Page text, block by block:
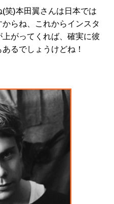
笑)本田翼さんは日本では
らね、これからインスタ
がってくれば、確実に彼
るでしょうけどね！